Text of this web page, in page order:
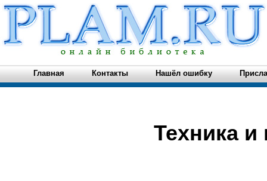
Главная Контакты Нашёл ошибку
Техника и